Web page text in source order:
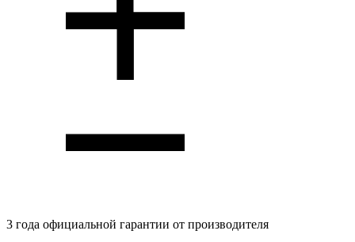
3 года официальной гарантии от производителя